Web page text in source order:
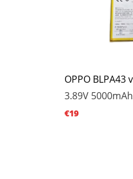
OPPO BLPA43
3.89V
€19